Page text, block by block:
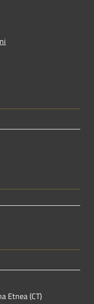
Etnea (CT)